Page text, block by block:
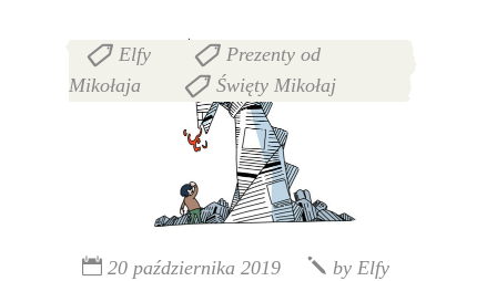
Elfy
Prezenty od
Mikołaja
Święty Mikołaj
20 października 2019 by Elfy